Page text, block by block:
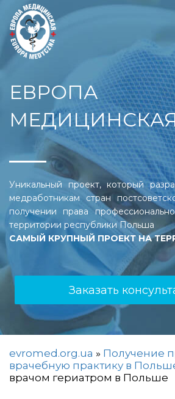
ЕВРОПА
Уникальный проект, который
медработникам стран
получении права
территории республики Польша
САМЫЙ КРУПНЫЙ ПРОЕКТ НА
Заказать
evromed.org.ua » Получение
врачебную практику в
врачом гериатром в Польше